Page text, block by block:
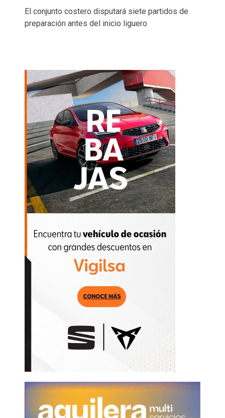
El conjunto costero disputará siete partidos de
preparación antes del inicio liguero